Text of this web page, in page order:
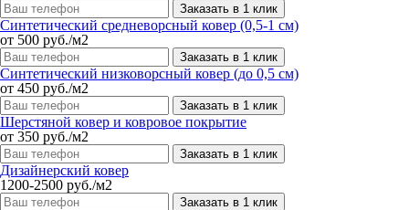
Заказать в 1 клик
Синтетический средневорсный ковер (0,5-1 см)
от 500 руб./м2
Заказать в 1 клик
Синтетический низковорсный ковер (до 0,5 см)
от 450 руб./м2
Заказать в 1 клик
Шерстяной ковер и ковровое покрытие
от 350 руб./м2
Заказать в 1 клик
Дизайнерский ковер
1200-2500 руб./м2
Заказать в 1 клик